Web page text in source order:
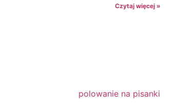
Czytaj więcej »